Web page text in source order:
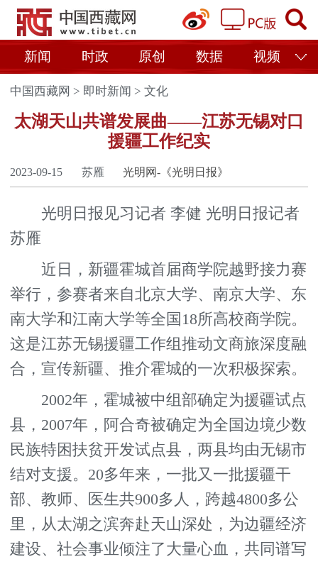
新闻 时政 原创 数据 视频
中国西藏网 > 即时新闻 >文化
太湖天山共谱发展曲——江苏无锡对口
援疆工作纪实
2023-09-15 苏雁 光明网-《光明日报》
光明日报见习记者 李健 光明日报记者
苏雁
近日，新疆霍城首届商学院越野接力赛
举行，参赛者来自北京大学、南京大学、东
南大学和江南大学等全国18所高校商学院。
这是江苏无锡援疆工作组推动文商旅深度融
合，宣传新疆、推介霍城的一次积极探索。
2002年，霍城被中组部确定为援疆试点
县，2007年，阿合奇被确定为全国边境少数
民族特困扶贫开发试点县，两县均由无锡市
结对支援。20多年来，一批又一批援疆干
部、教师、医生共900多人，跨越4800多公
里，从太湖之滨奔赴天山深处，为边疆经济
建设、社会事业倾注了大量心血，共同谱写